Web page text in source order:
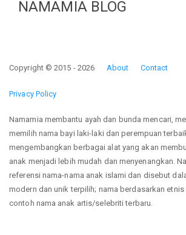
NAMAMIA BLOG
Copyright © 2015 - 2026 About Contact
Privacy Policy
Namamia membantu ayah dan bunda mencari,
memilih nama bayi laki-laki dan perempuan
mengembangkan berbagai alat yang akan
anak menjadi lebih mudah dan menyenangkan.
referensi nama-nama anak islami dan disebut
modern dan unik terpilih; nama berdasarkan etnis
contoh nama anak artis/selebriti terbaru.